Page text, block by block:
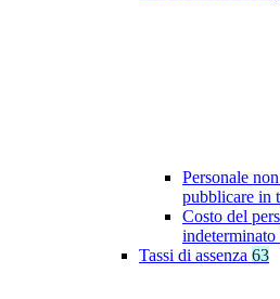
Personale
pubblicare in
Costo del
Tassi di assenza 63